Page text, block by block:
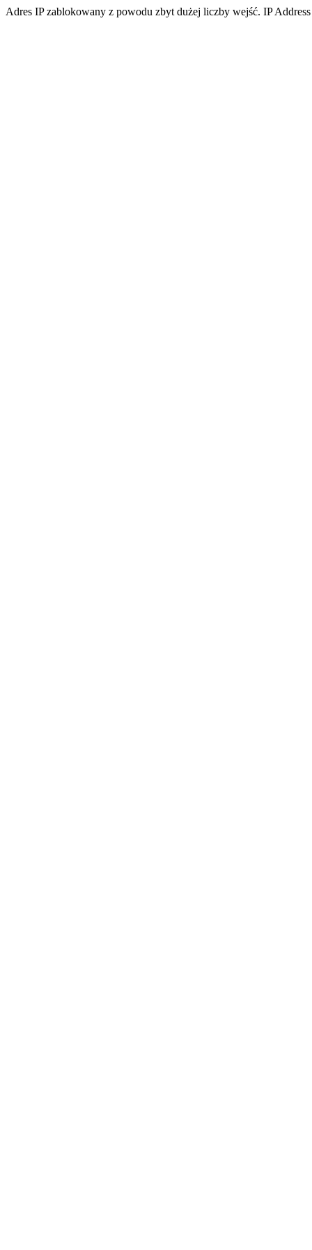
Adres IP zablokowany z powodu zbyt dużej liczby wejść. IP